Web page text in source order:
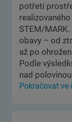
potřetí
STEM/
obavy – od
až po
Podle
nad
Pokračovat ve